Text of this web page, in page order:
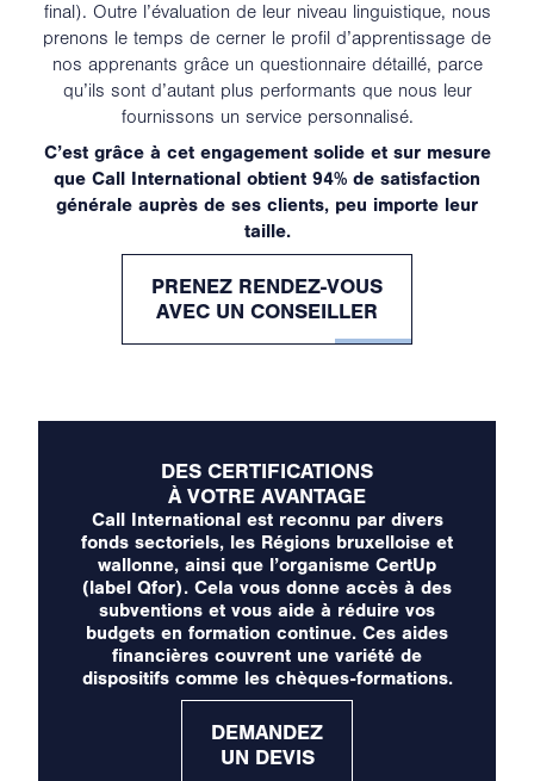
final). Outre l’évaluation de leur niveau linguistique, nous
prenons le temps de cerner le profil d’apprentissage de
nos apprenants grâce un questionnaire détaillé, parce
qu’ils sont d’autant plus performants que nous leur
fournissons un service personnalisé.
C’est grâce à cet engagement solide et sur mesure
que Call International obtient 94% de satisfaction
générale auprès de ses clients, peu importe leur
taille.
PRENEZ RENDEZ-VOUS
AVEC UN CONSEILLER
DES CERTIFICATIONS
À VOTRE AVANTAGE
Call International est reconnu par divers
fonds sectoriels, les Régions bruxelloise et
wallonne, ainsi que l’organisme CertUp
(label Qfor). Cela vous donne accès à des
subventions et vous aide à réduire vos
budgets en formation continue. Ces aides
financières couvrent une variété de
dispositifs comme les chèques-formations.
DEMANDEZ
UN DEVIS